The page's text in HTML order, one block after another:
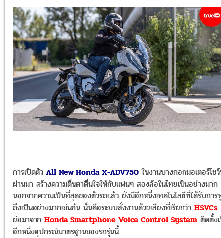
การเปิดตัว All New Honda X-ADV750 ในงานบางกอกมอเตอร์โช
ผ่านมา สร้างความตื่นตาตื่นใจให้กับแฟนๆ สองล้อในไทยเป็นอย่างมาก
นอกจากความเป็นที่สุดของตัวรถแล้ว ยังมีอีกหนึ่งเทคโนโลยีที่ได้รับการ
ถึงเป็นอย่างมากเช่นกัน นั่นคือระบบสั่งงานด้วยเสียงที่เรียกว่า HSVCs
ย่อมาจาก Honda Smartphone Voice Control System ติดตั้ง
อีกหนี่งอุปกรณ์มาตรฐานของรถรุ่นนี้